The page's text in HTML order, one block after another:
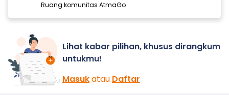
Ruang komunitas AtmaGo
Lihat kabar pilihan, khusus dirangkum
untukmu!
Masukatau Daftar